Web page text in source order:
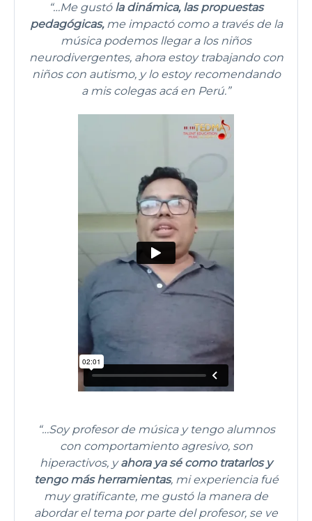
“…Me gustóla dinámica, las propuestas
pedagógicas,me impactó como a través de la
música podemos llegar a los niños
neurodivergentes, ahora estoy trabajando con
niños con autismo, y lo estoy recomendando
a mis colegas acá en Perú.”
“…Soy profesor de música y tengo alumnos
con comportamiento agresivo, son
hiperactivos, yahora ya sé como tratarlos y
tengo más herramientas, mi experiencia fué
muy gratificante, me gustó la manera de
abordar el tema por parte del profesor, se ve